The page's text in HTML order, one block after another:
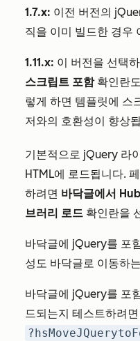
1.7.x: 이전 버전의
직을 이미 빌드한 경우
1.11.x: 이 버전을 선택
스크립트 포함확인란
렇게 하면 템플릿에 스
저와의 호환성이 향상
기본적으로 jQuery 라
HTML에 로드됩니다.
하려면 바닥글에서
브러리 로드 확인란을
바닥글에 jQuery를 포
성도 바닥글로 이동하
바닥글에 jQuery를 포
드되는지 테스트하려면